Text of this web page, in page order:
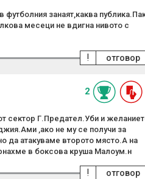
футболния занаят,каква
месеци не вдигна нивото с
отговор
!
2
сектор Г.Предател.Уби и
,ако не му се получи за
да атакуваме второто място.А на
в боксова круша Малоум.н
отговор
!